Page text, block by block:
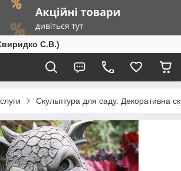
С.В.)
Скульптура для саду. Декоративна